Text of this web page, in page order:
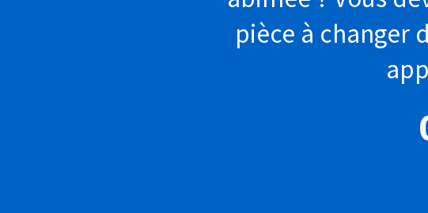
pièce à changer